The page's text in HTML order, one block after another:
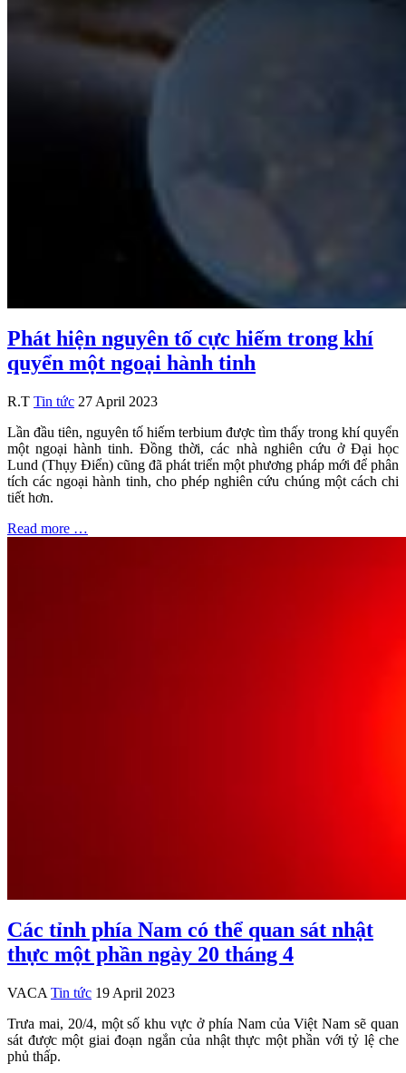
Phát hiện nguyên tố cực hiếm trong khí
quyển một ngoại hành tinh
R.T Tin tức 27 April 2023
Lần đầu tiên, nguyên tố hiếm terbium được tìm thấy trong khí quyển
một ngoại hành tinh. Đồng thời, các nhà nghiên cứu ở Đại học
Lund (Thụy Điển) cũng đã phát triển một phương pháp mới để phân
tích các ngoại hành tinh, cho phép nghiên cứu chúng một cách chi
tiết hơn.
Read more …
Các tỉnh phía Nam có thể quan sát nhật
thực một phần ngày 20 tháng 4
VACA Tin tức 19 April 2023
Trưa mai, 20/4, một số khu vực ở phía Nam của Việt Nam sẽ quan
sát được một giai đoạn ngắn của nhật thực một phần với tỷ lệ che
phủ thấp.